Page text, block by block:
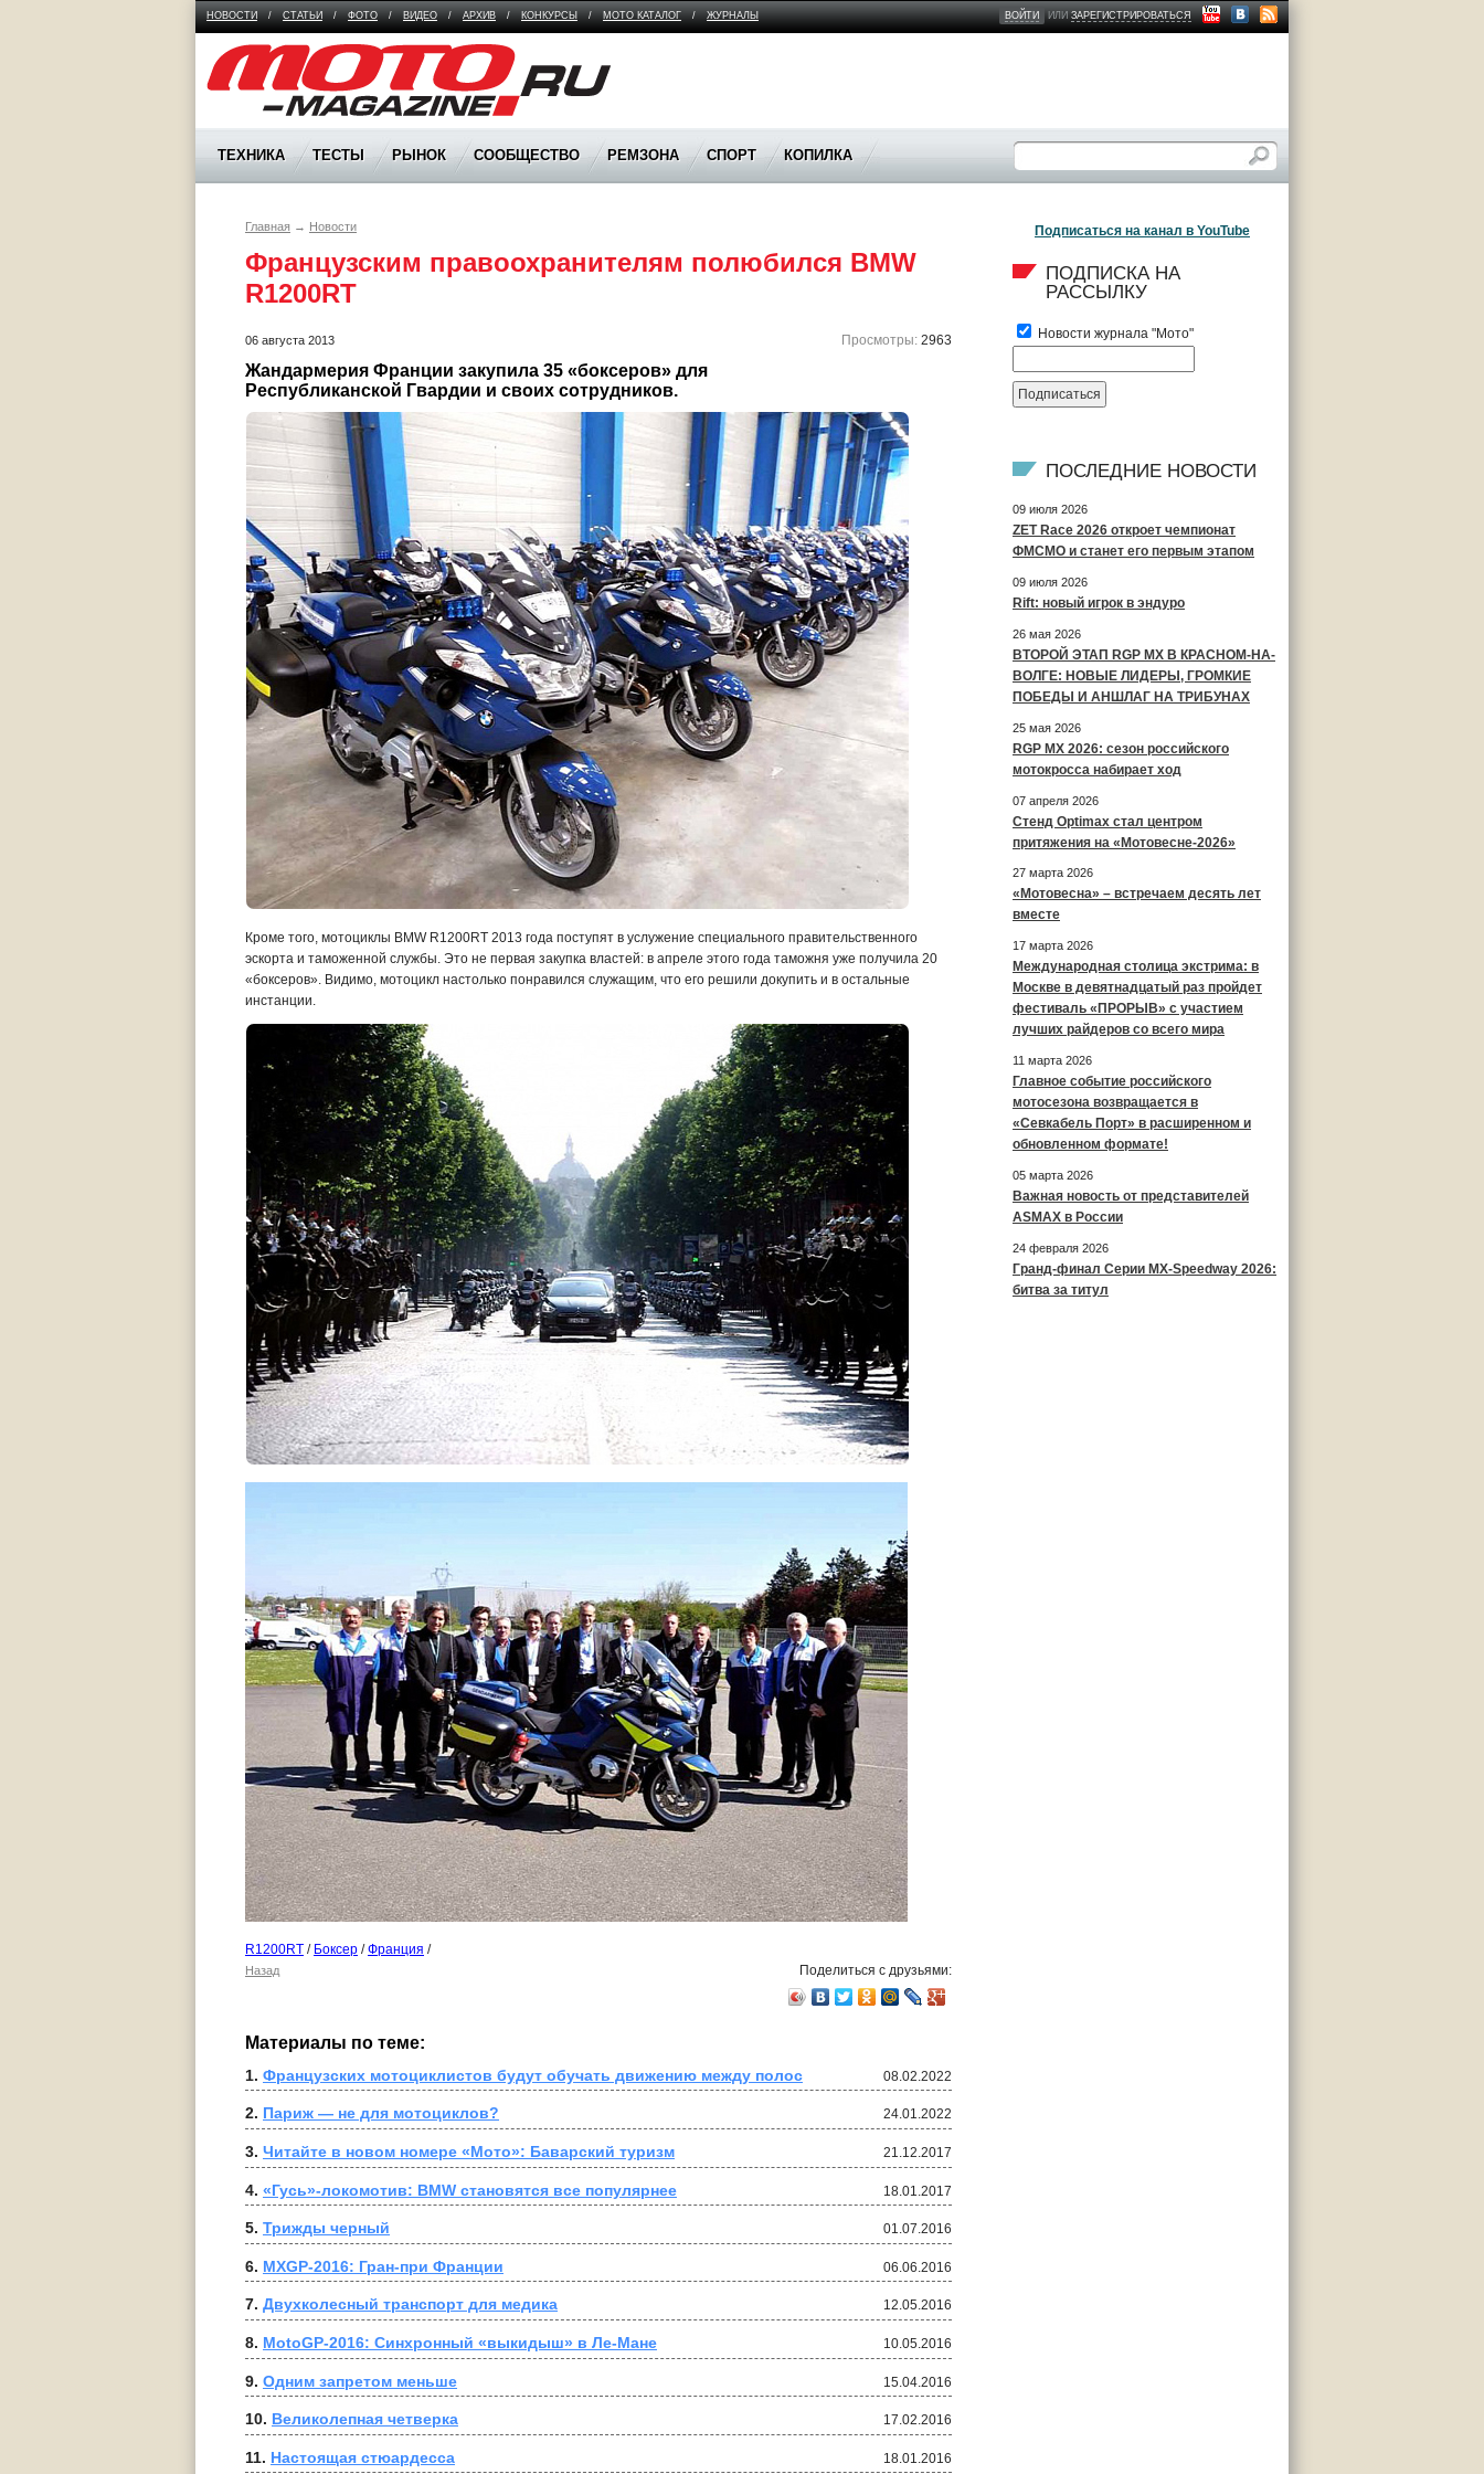
НОВОСТИ / СТАТЬИ / ФОТО / ВИДЕО / АРХИВ / КОНКУРСЫ / МОТО КАТАЛОГ / ЖУРНАЛЫ ВОЙТИ ИЛИЗАРЕГИСТРИРОВАТЬСЯ
Moto Magazine
ТЕХНИКА ТЕСТЫ РЫНОК СООБЩЕСТВО РЕМЗОНА СПОРТ КОПИЛКА
Главная → Новости
Французским правоохранителям полюбился BMW
R1200RT
Просмотры: 2963
06 августа 2013
Жандармерия Франции закупила 35 «боксеров» для
Республиканской Гвардии и своих сотрудников.
Кроме того, мотоциклы BMW R1200RT 2013 года поступят в услужение специального правительственного
эскорта и таможенной службы. Это не первая закупка властей: в апреле этого года таможня уже получила 20
«боксеров». Видимо, мотоцикл настолько понравился служащим, что его решили докупить и в остальные
инстанции.
R1200RT / Боксер /Франция /
Назад Поделиться с друзьями:
Материалы по теме:
08.02.2022
1. Французских мотоциклистов будут обучать движению между полос
24.01.2022
2. Париж — не для мотоциклов?
21.12.2017
3. Читайте в новом номере «Мото»: Баварский туризм
18.01.2017
4. «Гусь»-локомотив: BMW становятся все популярнее
01.07.2016
5. Трижды черный
06.06.2016
6. MXGP-2016: Гран-при Франции
12.05.2016
7. Двухколесный транспорт для медика
10.05.2016
8. MotoGP-2016: Синхронный «выкидыш» в Ле-Мане
15.04.2016
9. Одним запретом меньше
17.02.2016
10. Великолепная четверка
18.01.2016
11. Настоящая стюардесcа
Подписаться на канал в YouTube
ПОДПИСКА НА
РАССЫЛКУ
Новости журнала "Мото"
ПОСЛЕДНИЕ НОВОСТИ
09 июля 2026
ZET Race 2026 откроет чемпионат
ФМСМО и станет его первым этапом
09 июля 2026
Rift: новый игрок в эндуро
26 мая 2026
ВТОРОЙ ЭТАП RGP MX В КРАСНОМ-НА-
ВОЛГЕ: НОВЫЕ ЛИДЕРЫ, ГРОМКИЕ
ПОБЕДЫ И АНШЛАГ НА ТРИБУНАХ
25 мая 2026
RGP MX 2026: сезон российского
мотокросса набирает ход
07 апреля 2026
Стенд Optimax стал центром
притяжения на «Мотовесне-2026»
27 марта 2026
«Мотовесна» – встречаем десять лет
вместе
17 марта 2026
Международная столица экстрима: в
Москве в девятнадцатый раз пройдет
фестиваль «ПРОРЫВ» с участием
лучших райдеров со всего мира
11 марта 2026
Главное событие российского
мотосезона возвращается в
«Севкабель Порт» в расширенном и
обновленном формате!
05 марта 2026
Важная новость от представителей
ASMAX в России
24 февраля 2026
Гранд-финал Серии MX-Speedway 2026:
битва за титул